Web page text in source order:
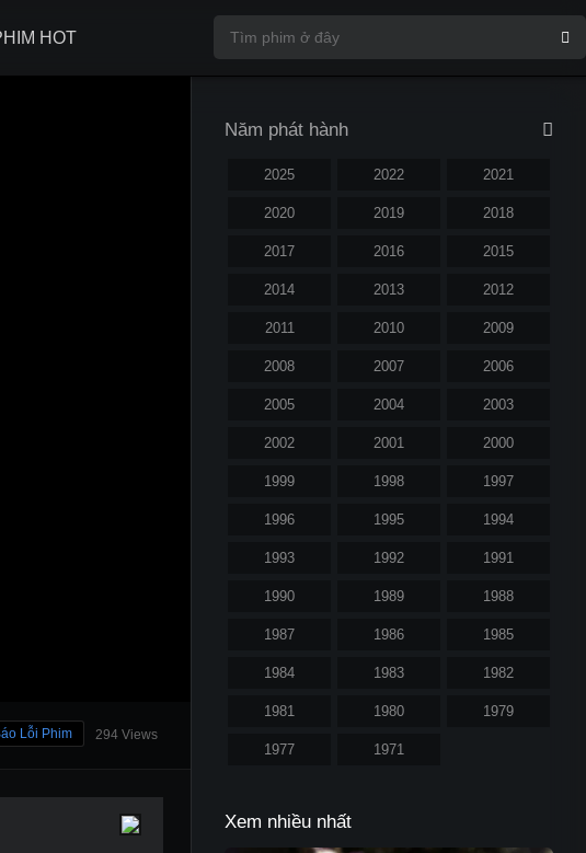
HOT
294 Views
Lỗi Phim
Năm phát hành
2025 2022 2021
2020 2019 2018
2017 2016 2015
2014 2013 2012
2011 2010 2009
2008 2007 2006
2005 2004 2003
2002 2001 2000
1999 1998 1997
1996 1995 1994
1993 1992 1991
1990 1989 1988
1987 1986 1985
1984 1983 1982
1981 1980 1979
1977 1971
Xem nhiều nhất